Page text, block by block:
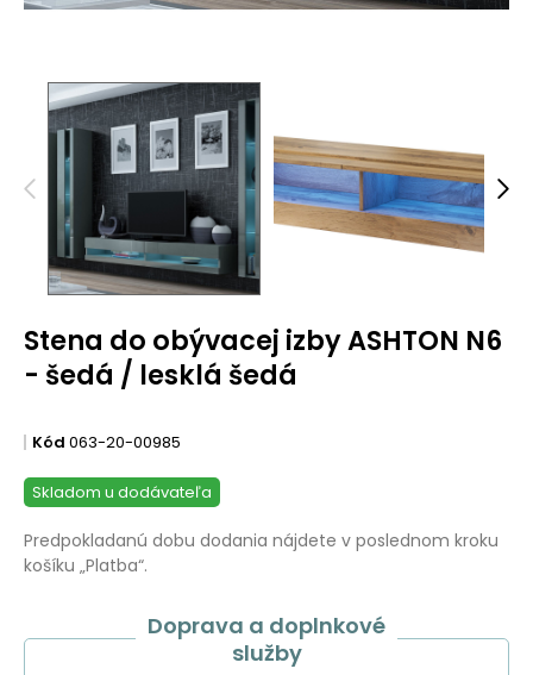
Stena do obývacej izby ASHTON N6
- šedá / lesklá šedá
Kód 063-20-00985
Skladom u dodávateľa
Predpokladanú dobu dodania nájdete v poslednom kroku
košíku „Platba“.
Doprava a doplnkové
služby